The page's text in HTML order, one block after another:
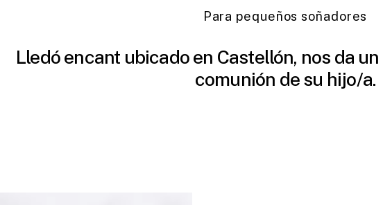
Para pequeños soñadores
Lledóencant ubicadoen Castellón, nos da un
comunión desu hijo/a.